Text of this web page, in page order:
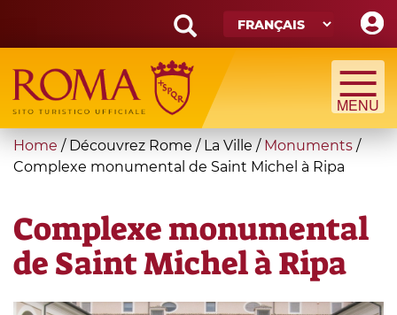
main
content
Search
form
Recherche
You
are
Home / Découvrez Rome / La Ville / Monuments /
Complexe monumental de Saint Michel à Ripa
Complexe monumental
de Saint Michel à Ripa